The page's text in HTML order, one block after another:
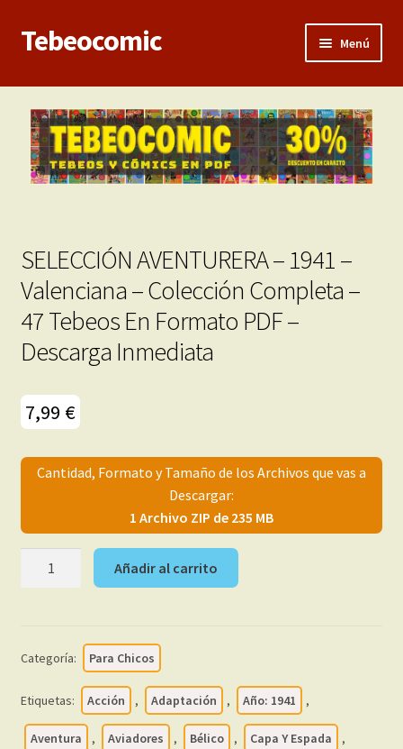
Ir
Ir
al
Tebeocomic Menú
Inicio
Categorías
el
menú
Franco-Belga
Porno 3D
Inéditas
Mi cuenta
SELECCIÓN AVENTURERA – 1941 –
Valenciana – Colección Completa –
47 Tebeos En Formato PDF –
Descarga Inmediata
7,99 €
Cantidad, Formato y Tamaño de los Archivos que vas a
Descargar:
1 Archivo ZIP de 235 MB
AVENTURERA
Valenciana
-
Completa
Añadir al carrito
Categoría: Para Chicos
Etiquetas: Acción , Adaptación , Año: 1941 ,
Aventura , Aviadores , Bélico , Capa Y Espada ,